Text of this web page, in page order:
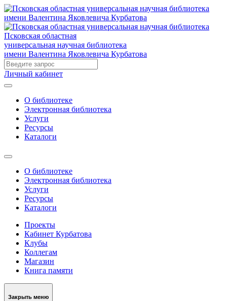
Псковская областная
универсальная научная библиотека
имени Валентина Яковлевича Курбатова
Личный кабинет
О библиотеке
Электронная библиотека
Услуги
Ресурсы
Каталоги
О библиотеке
Электронная библиотека
Услуги
Ресурсы
Каталоги
Проекты
Кабинет Курбатова
Клубы
Коллегам
Магазин
Книга памяти
Закрыть меню